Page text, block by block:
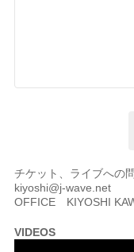
チケット、ライブへの
kiyoshi@j-wave.net
OFFICE KIYOSHI
VIDEOS